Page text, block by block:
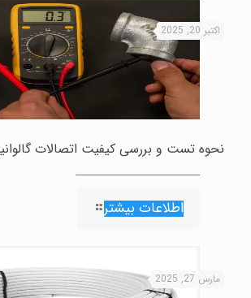
اکتبر 20, 2025
نحوه تست و بررسی کیفیت اتصالات
اطلاعات بیشتر
مارس 27, 2025